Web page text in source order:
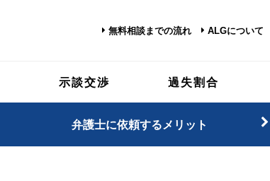
無料相談までの流れ ALGについて
示談交渉 過失割合
弁護士に依頼するメリット